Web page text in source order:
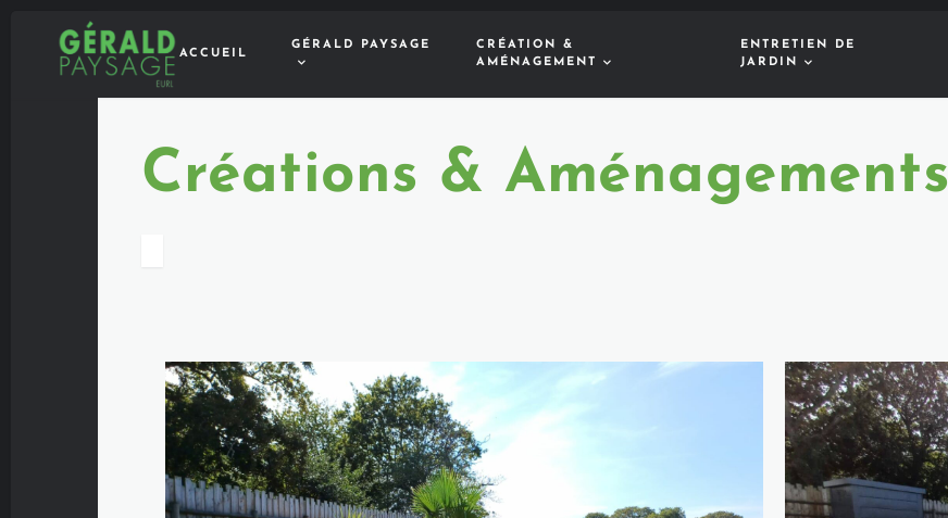
ACCUEIL
GÉRALD PAYSAGE
CRÉATION &
AMÉNAGEMENT
ENTRETIEN DE
JARDIN
Créations & Aménagements